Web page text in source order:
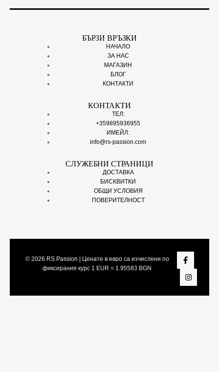
БЪРЗИ ВРЪЗКИ
НАЧАЛО
ЗА НАС
МАГАЗИН
БЛОГ
КОНТАКТИ
КОНТАКТИ
ТЕЛ:
+359895936955
ИМЕЙЛ:
info@rs-passion.com
СЛУЖЕБНИ СТРАНИЦИ
ДОСТАВКА
БИСКВИТКИ
ОБЩИ УСЛОВИЯ
ПОВЕРИТЕЛНОСТ
© 2026 RS Passion | Ценате в евро са изчислени по
фиксирания курс 1 EUR = 1.95583 BGN